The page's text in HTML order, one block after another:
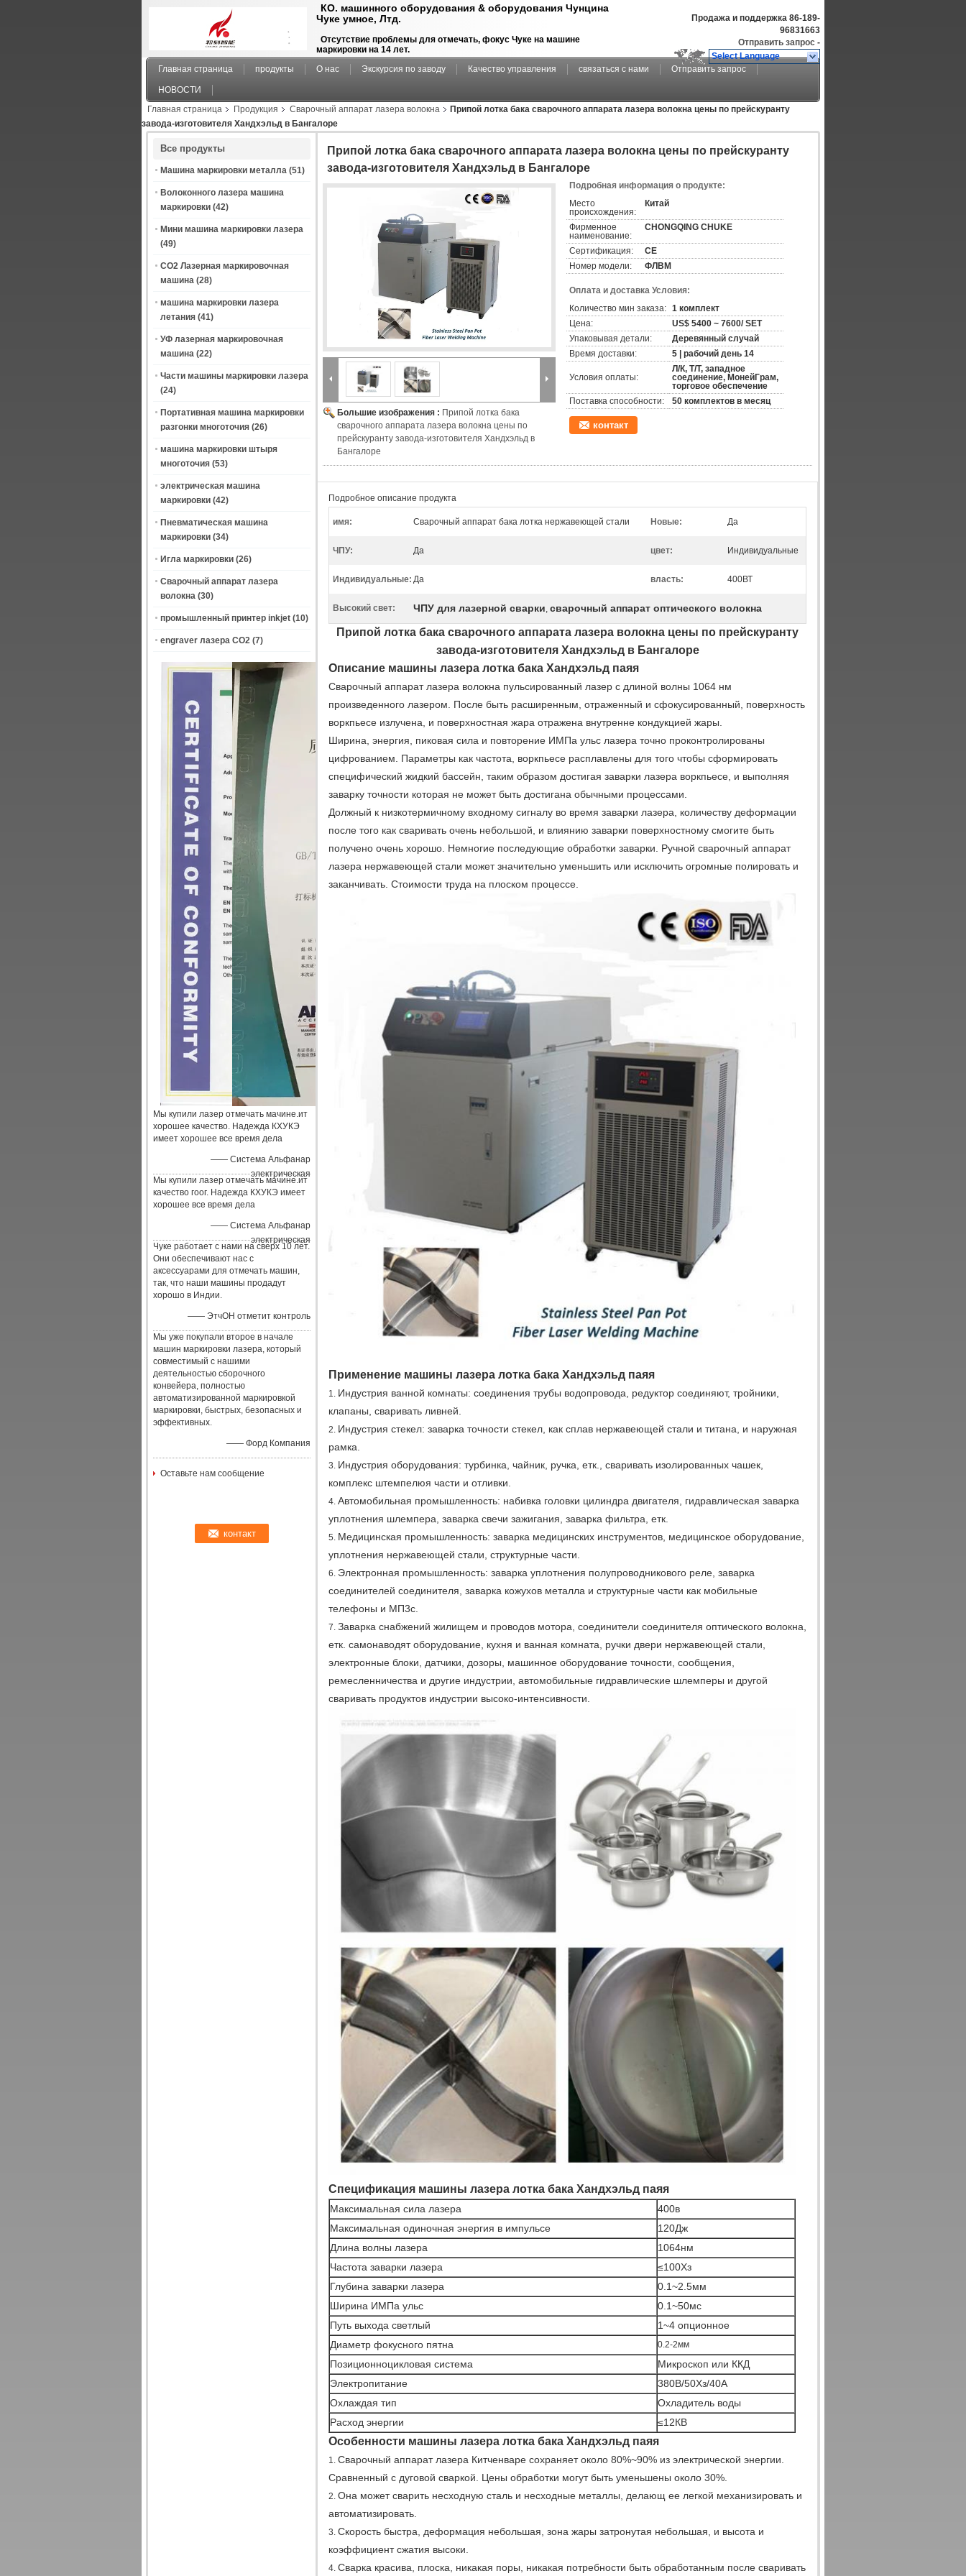
КО. машинного оборудования & оборудования Чунцина
Чуке умное, Лтд.
Отсутствие проблемы для отмечать, фокус Чуке на машине
маркировки на 14 лет.
Продажа и поддержка 86-189-
96831663
Отправить запрос -
Select Language
Главная страница
продукты О нас Экскурсия по заводу Качество управления связаться с нами Отправить запрос
НОВОСТИ
Главная страница
Продукция Сварочный аппарат лазера волокна
Припой лотка бака сварочного аппарата лазера волокна цены по прейскуранту
завода-изготовителя Хандхэльд в Бангалоре
Все продукты
Машина маркировки металла (51)
Волоконного лазера машина
маркировки (42)
Мини машина маркировки лазера
(49)
CO2 Лазерная маркировочная
машина (28)
машина маркировки лазера
летания (41)
УФ лазерная маркировочная
машина (22)
Части машины маркировки лазера
(24)
Портативная машина маркировки
разгонки многоточия (26)
машина маркировки штыря
многоточия (53)
электрическая машина
маркировки (42)
Пневматическая машина
маркировки (34)
Игла маркировки (26)
Сварочный аппарат лазера
волокна (30)
промышленный принтер inkjet (10)
engraver лазера СО2 (7)
Мы купили лазер отмечать мачине.ит
хорошее качество. Надежда КХУКЭ
имеет хорошее все время дела
—— Система Альфанар
электрическая
Мы купили лазер отмечать мачине.ит
качество гоог. Надежда КХУКЭ имеет
хорошее все время дела
—— Система Альфанар
электрическая
Чуке работает с нами на сверх 10 лет.
Они обеспечивают нас с
аксессуарами для отмечать машин,
так, что наши машины продадут
хорошо в Индии.
—— ЭтчОН отметит контроль
Мы уже покупали второе в начале
машин маркировки лазера, который
совместимый с нашими
деятельностью сборочного
конвейера, полностью
автоматизированной маркировкой
маркировки, быстрых, безопасных и
эффективных.
—— Форд Компания
Оставьте нам сообщение
Припой лотка бака сварочного аппарата лазера волокна цены по прейскуранту
завода-изготовителя Хандхэльд в Бангалоре
Большие изображения : Припой лотка бака
сварочного аппарата лазера волокна цены по
прейскуранту завода-изготовителя Хандхэльд в
Бангалоре
Подробная информация о продукте:
Место
происхождения:
Китай
Фирменное
наименование:
CHONGQING CHUKE
Сертификация:
CE
Номер модели:
ФЛВМ
Оплата и доставка Условия:
Количество мин заказа: 1 комплект
Цена:
US$ 5400 ~ 7600/ SET
Упаковывая детали:
Деревянный случай
Время доставки:
5 | рабочий день 14
Условия оплаты:
Л/К, Т/Т, западное
соединение, МонейГрам,
торговое обеспечение
Поставка способности:
50 комплектов в месяц
контакт
Подробное описание продукта
имя: Сварочный аппарат бака лотка нержавеющей стали Новые: Да
ЧПУ: Да цвет: Индивидуальные
Индивидуальные: Да власть: 400ВТ
Высокий свет: ЧПУ для лазерной сварки, сварочный аппарат оптического волокна
Припой лотка бака сварочного аппарата лазера волокна цены по прейскуранту
завода-изготовителя Хандхэльд в Бангалоре
Описание машины лазера лотка бака Хандхэльд паяя
Сварочный аппарат лазера волокна пульсированный лазер с длиной волны 1064 нм
произведенного лазером. После быть расширенным, отраженный и сфокусированный, поверхность
воркпьесе излучена, и поверхностная жара отражена внутренне кондукцией жары.
Ширина, энергия, пиковая сила и повторение ИМПа ульс лазера точно проконтролированы
цифрованием. Параметры как частота, воркпьесе расплавлены для того чтобы сформировать
специфический жидкий бассейн, таким образом достигая заварки лазера воркпьесе, и выполняя
заварку точности которая не может быть достигана обычными процессами.
Должный к низкотермичному входному сигналу во время заварки лазера, количеству деформации
после того как сваривать очень небольшой, и влиянию заварки поверхностному смогите быть
получено очень хорошо. Немногие последующие обработки заварки. Ручной сварочный аппарат
лазера нержавеющей стали может значительно уменьшить или исключить огромные полировать и
заканчивать. Стоимости труда на плоском процессе.
Применение машины лазера лотка бака Хандхэльд паяя
1. Индустрия ванной комнаты: соединения трубы водопровода, редуктор соединяют, тройники,
клапаны, сваривать ливней.
2. Индустрия стекел: заварка точности стекел, как сплав нержавеющей стали и титана, и наружная
рамка.
3. Индустрия оборудования: турбинка, чайник, ручка, етк., сваривать изолированных чашек,
комплекс штемпелюя части и отливки.
4. Автомобильная промышленность: набивка головки цилиндра двигателя, гидравлическая заварка
уплотнения шлемпера, заварка свечи зажигания, заварка фильтра, етк.
5. Медицинская промышленность: заварка медицинских инструментов, медицинское оборудование,
уплотнения нержавеющей стали, структурные части.
6. Электронная промышленность: заварка уплотнения полупроводникового реле, заварка
соединителей соединителя, заварка кожухов металла и структурные части как мобильные
телефоны и МП3с.
7. Заварка снабжений жилищем и проводов мотора, соединители соединителя оптического волокна,
етк. самонаводят оборудование, кухня и ванная комната, ручки двери нержавеющей стали,
электронные блоки, датчики, дозоры, машинное оборудование точности, сообщения,
ремесленничества и другие индустрии, автомобильные гидравлические шлемперы и другой
сваривать продуктов индустрии высоко-интенсивности.
Спецификация машины лазера лотка бака Хандхэльд паяя
Максимальная сила лазера
400в
Максимальная одиночная энергия в импульсе
120Дж
Длина волны лазера
1064нм
Частота заварки лазера
≤100Хз
Глубина заварки лазера
0.1~2.5мм
Ширина ИМПа ульс
0.1~50мс
Путь выхода светлый
1~4 опционное
Диаметр фокусного пятна
0.2-2мм
Позиционноцикловая система
Микроскоп или ККД
Электропитание
380В/50Хз/40А
Охлаждая тип
Охладитель воды
Расход энергии
≤12КВ
Особенности машины лазера лотка бака Хандхэльд паяя
1. Сварочный аппарат лазера Китченваре сохраняет около 80%~90% из электрической энергии.
Сравненный с дуговой сваркой. Цены обработки могут быть уменьшены около 30%.
2. Она может сварить несходную сталь и несходные металлы, делающ ее легкой механизировать и
автоматизировать.
3. Скорость быстра, деформация небольшая, зона жары затронутая небольшая, и высота и
коэффициент сжатия высоки.
4. Сварка красива, плоска, никакая поры, никакая потребности быть обработанным после сваривать